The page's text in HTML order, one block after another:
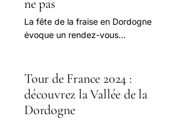
ne pas
La fête de la fraise en Dordogne
évoque un rendez-vous
traditions périgourdines.
Tour de France 2024 :
découvrez la Vallée de la
Dordogne